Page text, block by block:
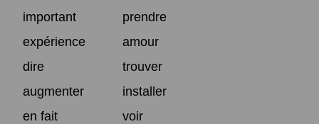
important
prendre
expérience
amour
dire
trouver
augmenter
installer
en fait
voir